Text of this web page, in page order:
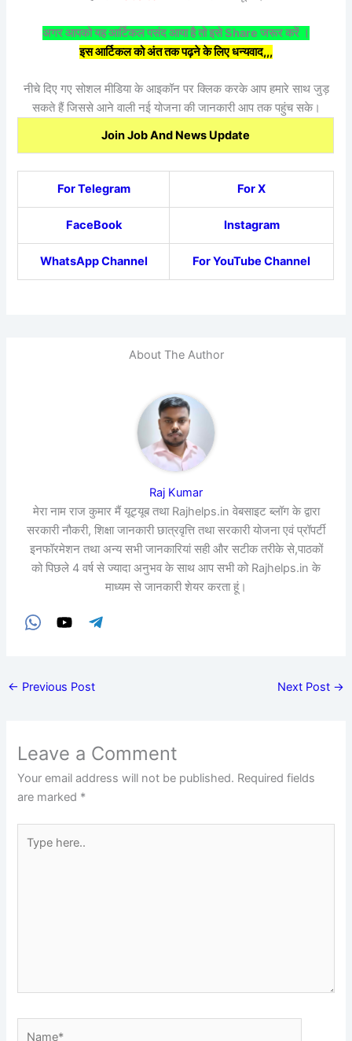
अगर आपको यह आर्टिकल पसंद आया है तो इसे Share जरूर करें ।
इस आर्टिकल को अंत तक पढ़ने के लिए धन्यवाद,,,
नीचे दिए गए सोशल मीडिया के आइकॉन पर क्लिक करके आप हमारे साथ जुड़
सकते हैं जिससे आने वाली नई योजना की जानकारी आप तक पहुंच सके।
Join Job And News Update
For Telegram For X
FaceBook Instagram
WhatsApp Channel For YouTube Channel
About The Author
Raj Kumar
मेरा नाम राज कुमार मैं यूट्यूब तथा Rajhelps.in वेबसाइट ब्लॉग के द्वारा
सरकारी नौकरी, शिक्षा जानकारी छात्रवृत्ति तथा सरकारी योजना एवं प्रॉपर्टी
इनफॉरमेशन तथा अन्य सभी जानकारियां सही और सटीक तरीके से,पाठकों
को पिछले 4 वर्ष से ज्यादा अनुभव के साथ आप सभी को Rajhelps.in के
माध्यम से जानकारी शेयर करता हूं।
← Previous Post Next Post →
Leave a Comment
Your email address will not be published. Required fields
are marked *
here..